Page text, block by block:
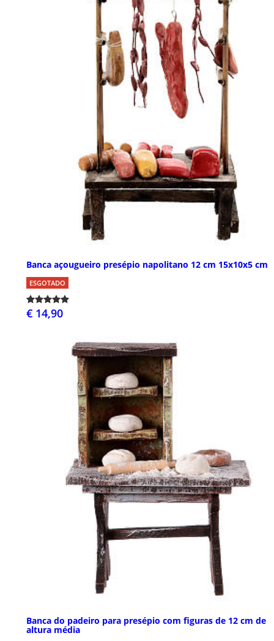
Banca açougueiro presépio napolitano 12 cm 15x10x5 cm
ESGOTADO
€ 14,90
Banca do padeiro para presépio com figuras de 12 cm de
altura média